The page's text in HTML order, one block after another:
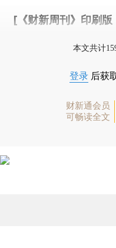
[《财新周刊》印刷版
本文共计
登录 后获
财新通会员
可畅读全文